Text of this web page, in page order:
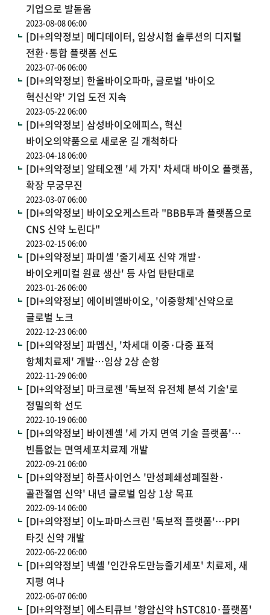
기업으로 발돋움
2023-08-08 06:00
[DI+의약정보] 메디데이터, 임상시험 솔루션의 디지털
전환·통합 플랫폼 선도
2023-07-06 06:00
[DI+의약정보] 한올바이오파마, 글로벌 '바이오
혁신신약' 기업 도전 지속
2023-05-22 06:00
[DI+의약정보] 삼성바이오에피스, 혁신
바이오의약품으로 새로운 길 개척하다
2023-04-18 06:00
[DI+의약정보] 알테오젠 '세 가지' 차세대 바이오 플랫폼,
확장 무궁무진
2023-03-07 06:00
[DI+의약정보] 바이오오케스트라 "BBB투과 플랫폼으로
CNS 신약 노린다"
2023-02-15 06:00
[DI+의약정보] 파미셀 '줄기세포 신약 개발·
바이오케미컬 원료 생산' 등 사업 탄탄대로
2023-01-26 06:00
[DI+의약정보] 에이비엘바이오, '이중항체'신약으로
글로벌 노크
2022-12-23 06:00
[DI+의약정보] 파멥신, '차세대 이중·다중 표적
항체치료제' 개발…임상 2상 순항
2022-11-29 06:00
[DI+의약정보] 마크로젠 '독보적 유전체 분석 기술'로
정밀의학 선도
2022-10-19 06:00
[DI+의약정보] 바이젠셀 '세 가지 면역 기술 플랫폼'…
빈틈없는 면역세포치료제 개발
2022-09-21 06:00
[DI+의약정보] 하플사이언스 '만성폐쇄성폐질환·
골관절염 신약' 내년 글로벌 임상 1상 목표
2022-09-14 06:00
[DI+의약정보] 이노파마스크린 '독보적 플랫폼'…PPI
타깃 신약 개발
2022-06-22 06:00
[DI+의약정보] 넥셀 '인간유도만능줄기세포' 치료제, 새
지평 여나
2022-06-07 06:00
[DI+의약정보] 에스티큐브 '항암신약 hSTC810·플랫폼'